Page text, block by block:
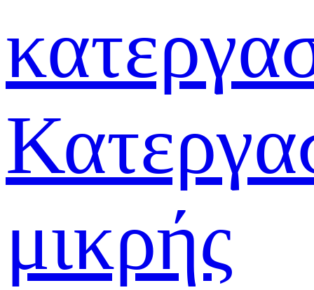
μικρής